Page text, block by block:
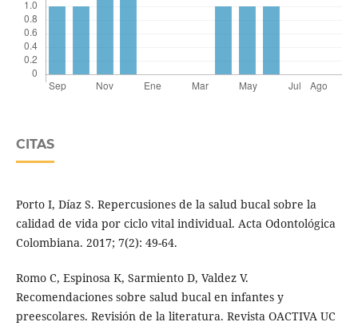
CITAS
Porto I, Díaz S. Repercusiones de la salud bucal sobre la
calidad de vida por ciclo vital individual. Acta Odontológica
Colombiana. 2017; 7(2): 49-64.
Romo C, Espinosa K, Sarmiento D, Valdez V.
Recomendaciones sobre salud bucal en infantes y
preescolares. Revisión de la literatura. Revista OACTIVA UC